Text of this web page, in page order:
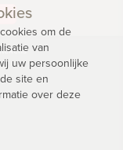
om de
van
uw persoonlijke
site en
over deze